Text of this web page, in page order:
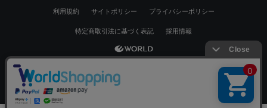
絞り込む
利用規約 サイトポリシー プライバシーポリシー
特定商取引法に基づく表記 採用情報